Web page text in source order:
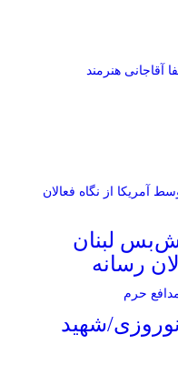
آقاجانی هنرمند
لبنان
رسانه
شهید